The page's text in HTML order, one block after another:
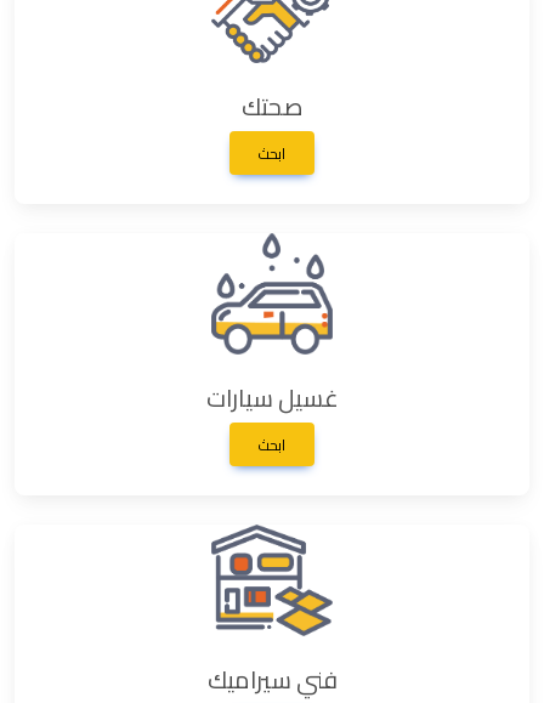
صحتك
ابحث
غسيل سيارات
ابحث
فني سيراميك